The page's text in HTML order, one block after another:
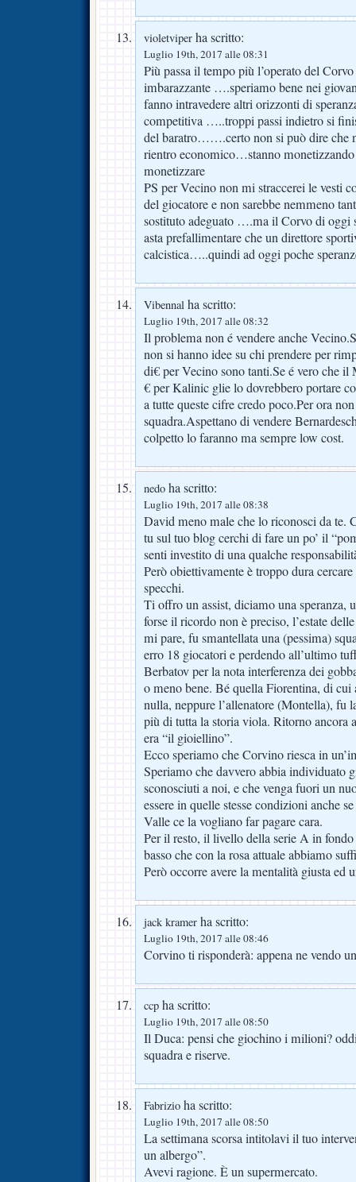
violetviper ha scritto:
Luglio 19th, 2017 alle 08:31
Più passa il tempo più l’operato del
imbarazzante ….speriamo bene nei
fanno intravedere altri orizzonti di
competitiva …..troppi passi indietro si
del baratro…….certo non si può dire che
rientro economico…stanno monetizzando
monetizzare
PS per Vecino non mi straccerei le vesti
del giocatore e non sarebbe nemmeno
sostituto adeguato ….ma il Corvo di oggi
asta prefallimentare che un direttore
calcistica…..quindi ad oggi poche
Vibennal ha scritto:
Luglio 19th, 2017 alle 08:32
Il problema non é vendere anche
non si hanno idee su chi prendere per
di€ per Vecino sono tanti.Se é vero che
€ per Kalinic glie lo dovrebbero portare
a tutte queste cifre credo poco.Per ora
squadra.Aspettano di vendere
colpetto lo faranno ma sempre low cost.
nedo ha scritto:
Luglio 19th, 2017 alle 08:38
David meno male che lo riconosci da te.
tu sul tuo blog cerchi di fare un po’ il
senti investito di una qualche
Però obiettivamente è troppo dura
specchi.
Ti offro un assist, diciamo una
forse il ricordo non è preciso, l’estate
mi pare, fu smantellata una (pessima)
erro 18 giocatori e perdendo all’ultimo
Berbatov per la nota interferenza dei
o meno bene. Bé quella Fiorentina, di cui
nulla, neppure l’allenatore (Montella), fu
più di tutta la storia viola. Ritorno ancora
era “il gioiellino”.
Ecco speriamo che Corvino riesca in
Speriamo che davvero abbia individuato
sconosciuti a noi, e che venga fuori un
essere in quelle stesse condizioni anche
Valle ce la vogliano far pagare cara.
Per il resto, il livello della serie A in
basso che con la rosa attuale abbiamo
Però occorre avere la mentalità giusta ed
jack kramer ha scritto:
Luglio 19th, 2017 alle 08:46
Corvino ti risponderà: appena ne vendo
ccp ha scritto:
Luglio 19th, 2017 alle 08:50
Il Duca: pensi che giochino i milioni?
squadra e riserve.
Fabrizio ha scritto:
Luglio 19th, 2017 alle 08:50
La settimana scorsa intitolavi il tuo
un albergo”.
Avevi ragione. È un supermercato.